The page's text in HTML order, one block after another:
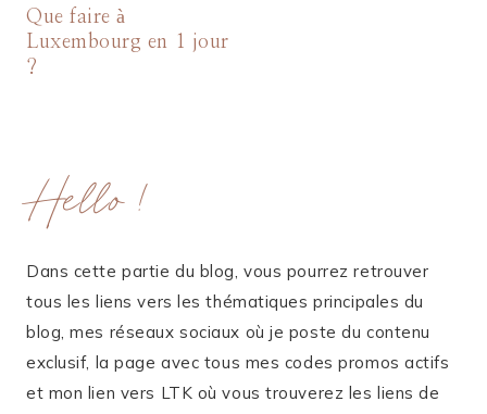
Que faire à
Luxembourg en 1 jour
?
Hello !
Dans cette partie du blog, vous pourrez retrouver
tous les liens vers les thématiques principales du
blog, mes réseaux sociaux où je poste du contenu
exclusif, la page avec tous mes codes promos actifs
et mon lien vers LTK où vous trouverez les liens de